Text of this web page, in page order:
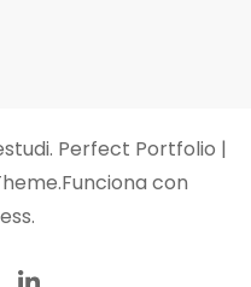
. Perfect Portfolio |
.Funciona con
.